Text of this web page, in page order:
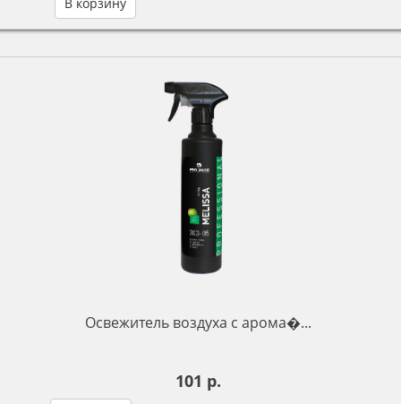
Освежитель воздуха с арома�...
101 р.